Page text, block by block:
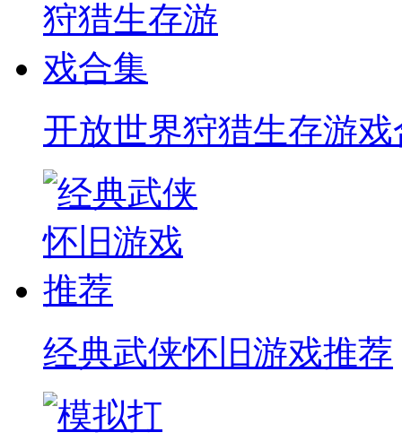
开放世界狩猎生存游戏
经典武侠怀旧游戏推荐